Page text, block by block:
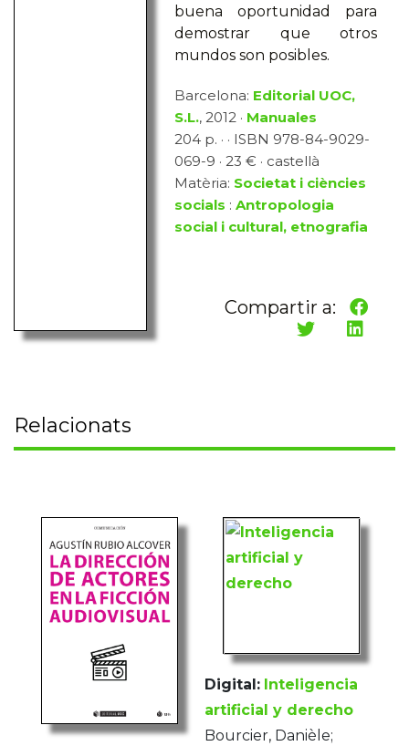
buena oportunidad para
demostrar que otros
mundos son posibles.
Barcelona: Editorial UOC,
S.L., 2012 · Manuales
204 p. · · ISBN 978-84-9029-
069-9 · 23 € · castellà
Matèria: Societat i ciències
socials :Antropologia
social i cultural, etnografia
Compartir a:
Relacionats
Digital: Inteligencia
artificial y derecho
Bourcier, Danièle;